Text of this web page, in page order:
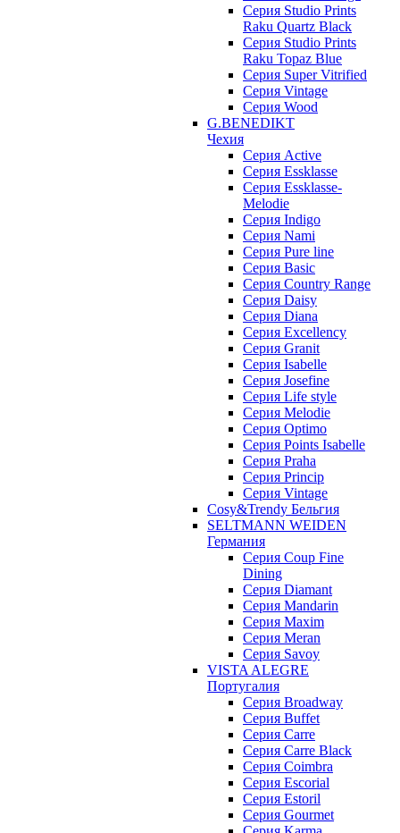
Серия Studio Prints
Raku Quartz Black
Серия Studio Prints
Raku Topaz Blue
Серия Super Vitrified
Серия Vintage
Серия Wood
G.BENEDIKT
Чехия
Cерия Active
Cерия Essklasse
Cерия Essklasse-
Melodie
Cерия Indigo
Cерия Nami
Cерия Pure line
Серия Basic
Серия Country Range
Серия Daisy
Серия Diana
Серия Excellency
Серия Granit
Серия Isabelle
Серия Josefine
Серия Life style
Серия Melodie
Серия Optimo
Серия Points Isabelle
Серия Praha
Серия Princip
Серия Vintage
Cosy&Trendy Бельгия
SELTMANN WEIDEN
Германия
Cерия Coup Fine
Dining
Cерия Diamant
Cерия Mandarin
Cерия Maxim
Серия Meran
Серия Savoy
VISTA ALEGRE
Португалия
Серия Broadway
Серия Buffet
Серия Carre
Серия Carre Black
Серия Coimbra
Серия Escorial
Серия Estoril
Серия Gourmet